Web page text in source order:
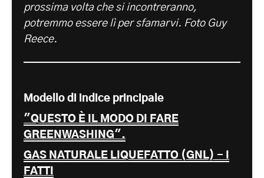
prossima volta che si incontreranno,
potremmo essere lì per sfamarvi. Foto Guy
Reece.
Modello di indice principale
"QUESTO È IL MODO DI FARE
GREENWASHING".
GAS NATURALE LIQUEFATTO (GNL) - I
FATTI